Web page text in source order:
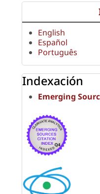
English
Español
Português
Indexación
Emerging